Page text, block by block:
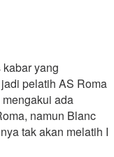
yang
pelatih AS Roma
ada
namun Blanc
tak akan melatih I